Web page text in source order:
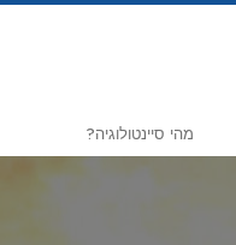
מהי סיינטולוגיה?